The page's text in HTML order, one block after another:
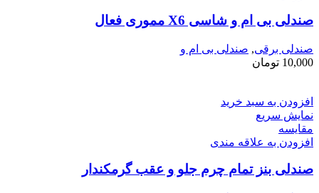
صندلی بی ام و شاسی X6 مموری فعال
صندلی برقی, صندلی بی ام و
10,000 تومان
افزودن به سبد خرید
نمایش سریع
مقايسه
افزودن به علاقه مندی
صندلی بنز تمام چرم جلو و عقب گرمکندار